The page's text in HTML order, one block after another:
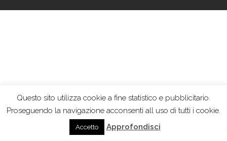
Questo sito utilizza cookie a fine statistico e pubblicitario.
Proseguendo la navigazione acconsenti all uso di tutti i cookie.
Accetto Approfondisci